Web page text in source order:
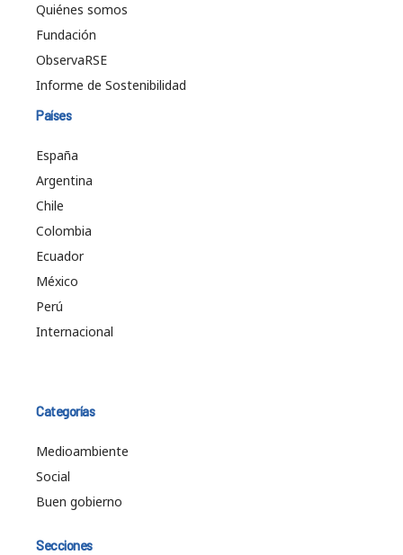
Quiénes somos
Fundación
ObservaRSE
Informe de Sostenibilidad
Países
España
Argentina
Chile
Colombia
Ecuador
México
Perú
Internacional
Categorías
Medioambiente
Social
Buen gobierno
Secciones